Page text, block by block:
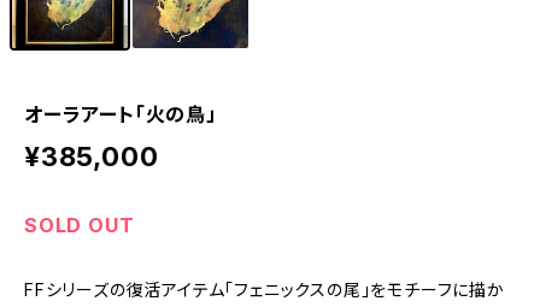
オーラアート「火の鳥」
¥385,000
SOLD OUT
FFシリーズの復活アイテム「フェニックスの尾」をモチーフに描か